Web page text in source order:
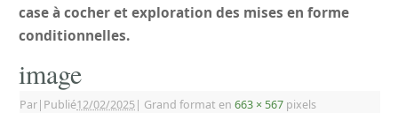
case à cocher et exploration des mises en forme
conditionnelles.
image
Par| Publié12/02/2025| Grand format en 663 × 567 pixels